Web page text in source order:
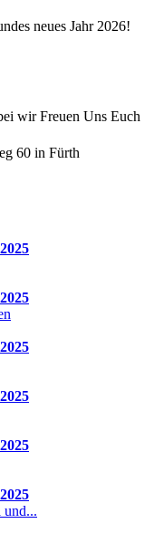
neues Jahr 2026!
wir Freuen Uns Euch
60 in Fürth
und...